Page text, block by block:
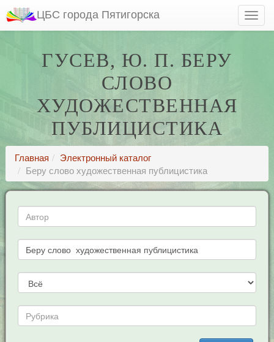
ЦБС города Пятигорска
ГУСЕВ, Ю. П. БЕРУ
СЛОВО
ХУДОЖЕСТВЕННАЯ
ПУБЛИЦИСТИКА
Главная
Электронный каталог
Беру слово художественная публицистика